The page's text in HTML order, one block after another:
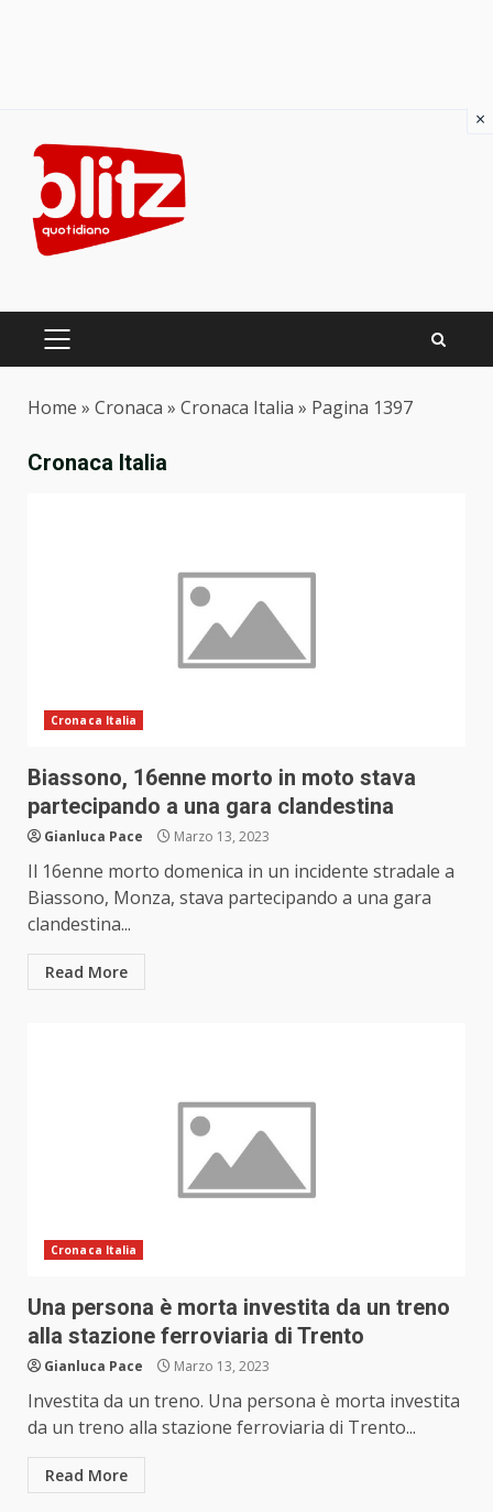
content
PRIMARY
Home » Cronaca » Cronaca Italia » Pagina 1397
Cronaca Italia
Cronaca Italia
Biassono, 16enne morto in moto stava
partecipando a una gara clandestina
Gianluca Pace Marzo 13, 2023
Il 16enne morto domenica in un incidente stradale a
Biassono, Monza, stava partecipando a una gara
clandestina...
Read More
Cronaca Italia
Una persona è morta investita da un treno
alla stazione ferroviaria di Trento
Gianluca Pace Marzo 13, 2023
Investita da un treno. Una persona è morta investita
da un treno alla stazione ferroviaria di Trento...
Read More
×